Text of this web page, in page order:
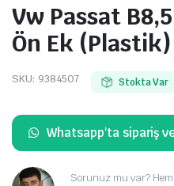
Vw Passat
Ön Ek (Plastik)
SKU: 9384507 Stokta Var
Whatsapp'ta sipariş
Sorunuz mu var?